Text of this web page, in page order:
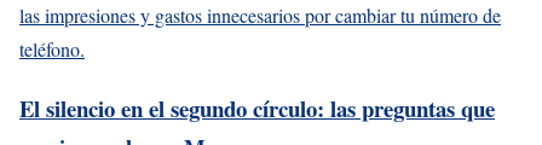
las impresiones y gastos innecesarios por cambiar tu número de
teléfono.
El silencio en el segundo círculo: las preguntas que